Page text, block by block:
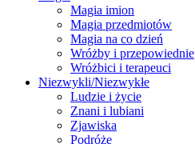
Magia imion
Magia przedmiotów
Magia na co dzień
Wróżby i przepowiednie
Wróżbici i terapeuci
Niezwykli/Niezwykłe
Ludzie i życie
Znani i lubiani
Zjawiska
Podróże